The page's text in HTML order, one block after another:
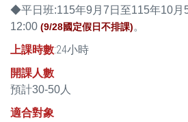
◆平日班:115年9月7日至115年10月
12:00 (9/28國定假日不排課)。
上課時數:24小時
開課人數
預計30-50人
適合對象